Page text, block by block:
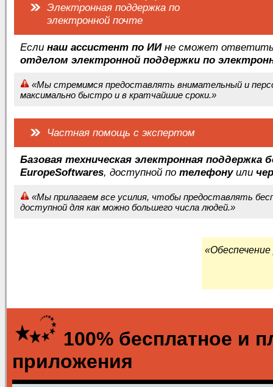
Электронная поддержка по
электронной почте
Если наш ассистент по ИИне сможет ответить
отделом электронной поддержки по
«Мы стремимся предоставлять внимательный и
максимально быстро и в кратчайшие сроки.»
Частная помощь с экспертом
Базовая техническая электронная поддержка
EuropeSoftwares, доступной по телефонуили
«Мы прилагаем все усилия, чтобы предоставлять
доступной для как можно большего числа людей.»
100% бесплатное и
приложения